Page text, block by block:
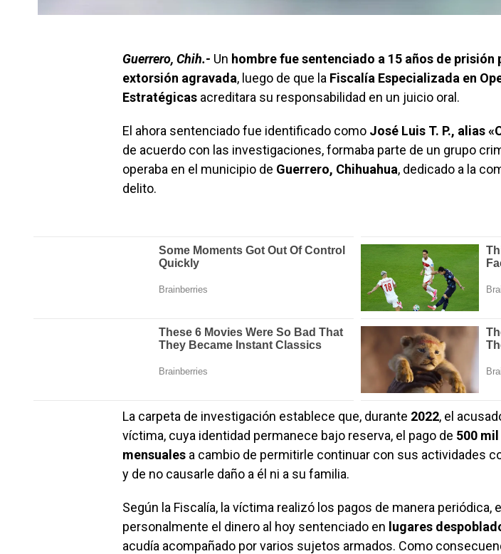
Guerrero, Chih.- Un hombre fue sentenciado a 15 años de
extorsión agravada, luego de que la Fiscalía Especializada en
Estratégicas acreditara su responsabilidad en un juicio oral.
El ahora sentenciado fue identificado como José Luis T. P., alias
de acuerdo con las investigaciones, formaba parte de un grupo
operaba en el municipio de Guerrero, Chihuahua, dedicado a la
delito.
La carpeta de investigación establece que, durante 2022, el
víctima, cuya identidad permanece bajo reserva, el pago de 500
mensuales a cambio de permitirle continuar con sus actividades
y de no causarle daño a él ni a su familia.
Según la Fiscalía, la víctima realizó los pagos de manera periódica,
personalmente el dinero al hoy sentenciado en lugares
acudía acompañado por varios sujetos armados. Como